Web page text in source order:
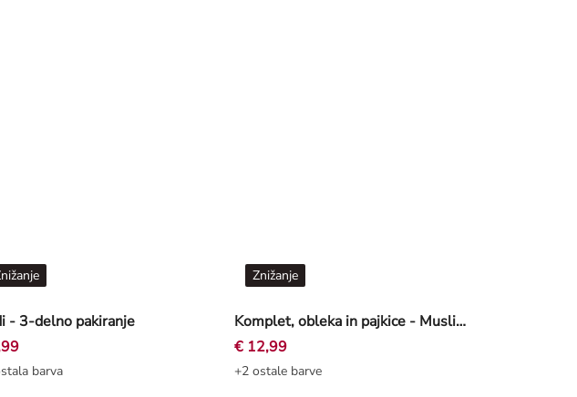
- 3-delno pakiranje
barva
Komplet, obleka in pajkice - Muslin - roza
Znižanje
€ 12,99
+2 ostale barve